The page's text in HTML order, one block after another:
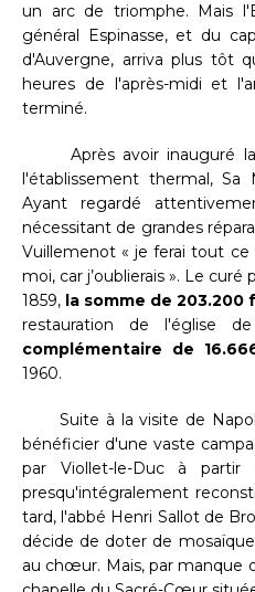
un arc de triomphe. Mais
général Espinasse, et du
d'Auvergne, arriva plus tôt
heures de l'après-midi et
terminé.
Après avoir inauguré la
l'établissement thermal, Sa
Ayant regardé
nécessitant de grandes
Vuillemenot « je ferai tout ce
moi, car j’oublierais ». Le
1859, la somme de 203.200
restauration de l'église
complémentaire de
1960.
Suite à la visite de
bénéficier d'une vaste
par Viollet-le-Duc à
presqu'intégralement
tard, l'abbé Henri Sallot de
décide de doter de
au chœur. Mais, par manque